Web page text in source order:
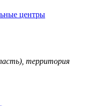
центры
территория